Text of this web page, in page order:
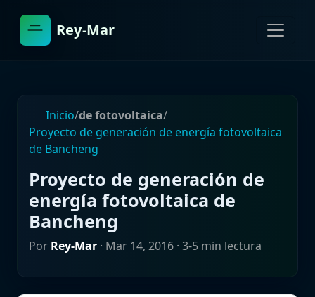
Rey-Mar
Inicio/de fotovoltaica/
Proyecto de generación de energía fotovoltaica
de Bancheng
Proyecto de generación de
energía fotovoltaica de
Bancheng
Por Rey-Mar · Mar 14, 2016 · 3-5 min lectura